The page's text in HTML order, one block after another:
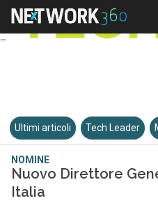
Ultimi articoli Tech Leader
NOMINE
Nuovo Direttore
Italia